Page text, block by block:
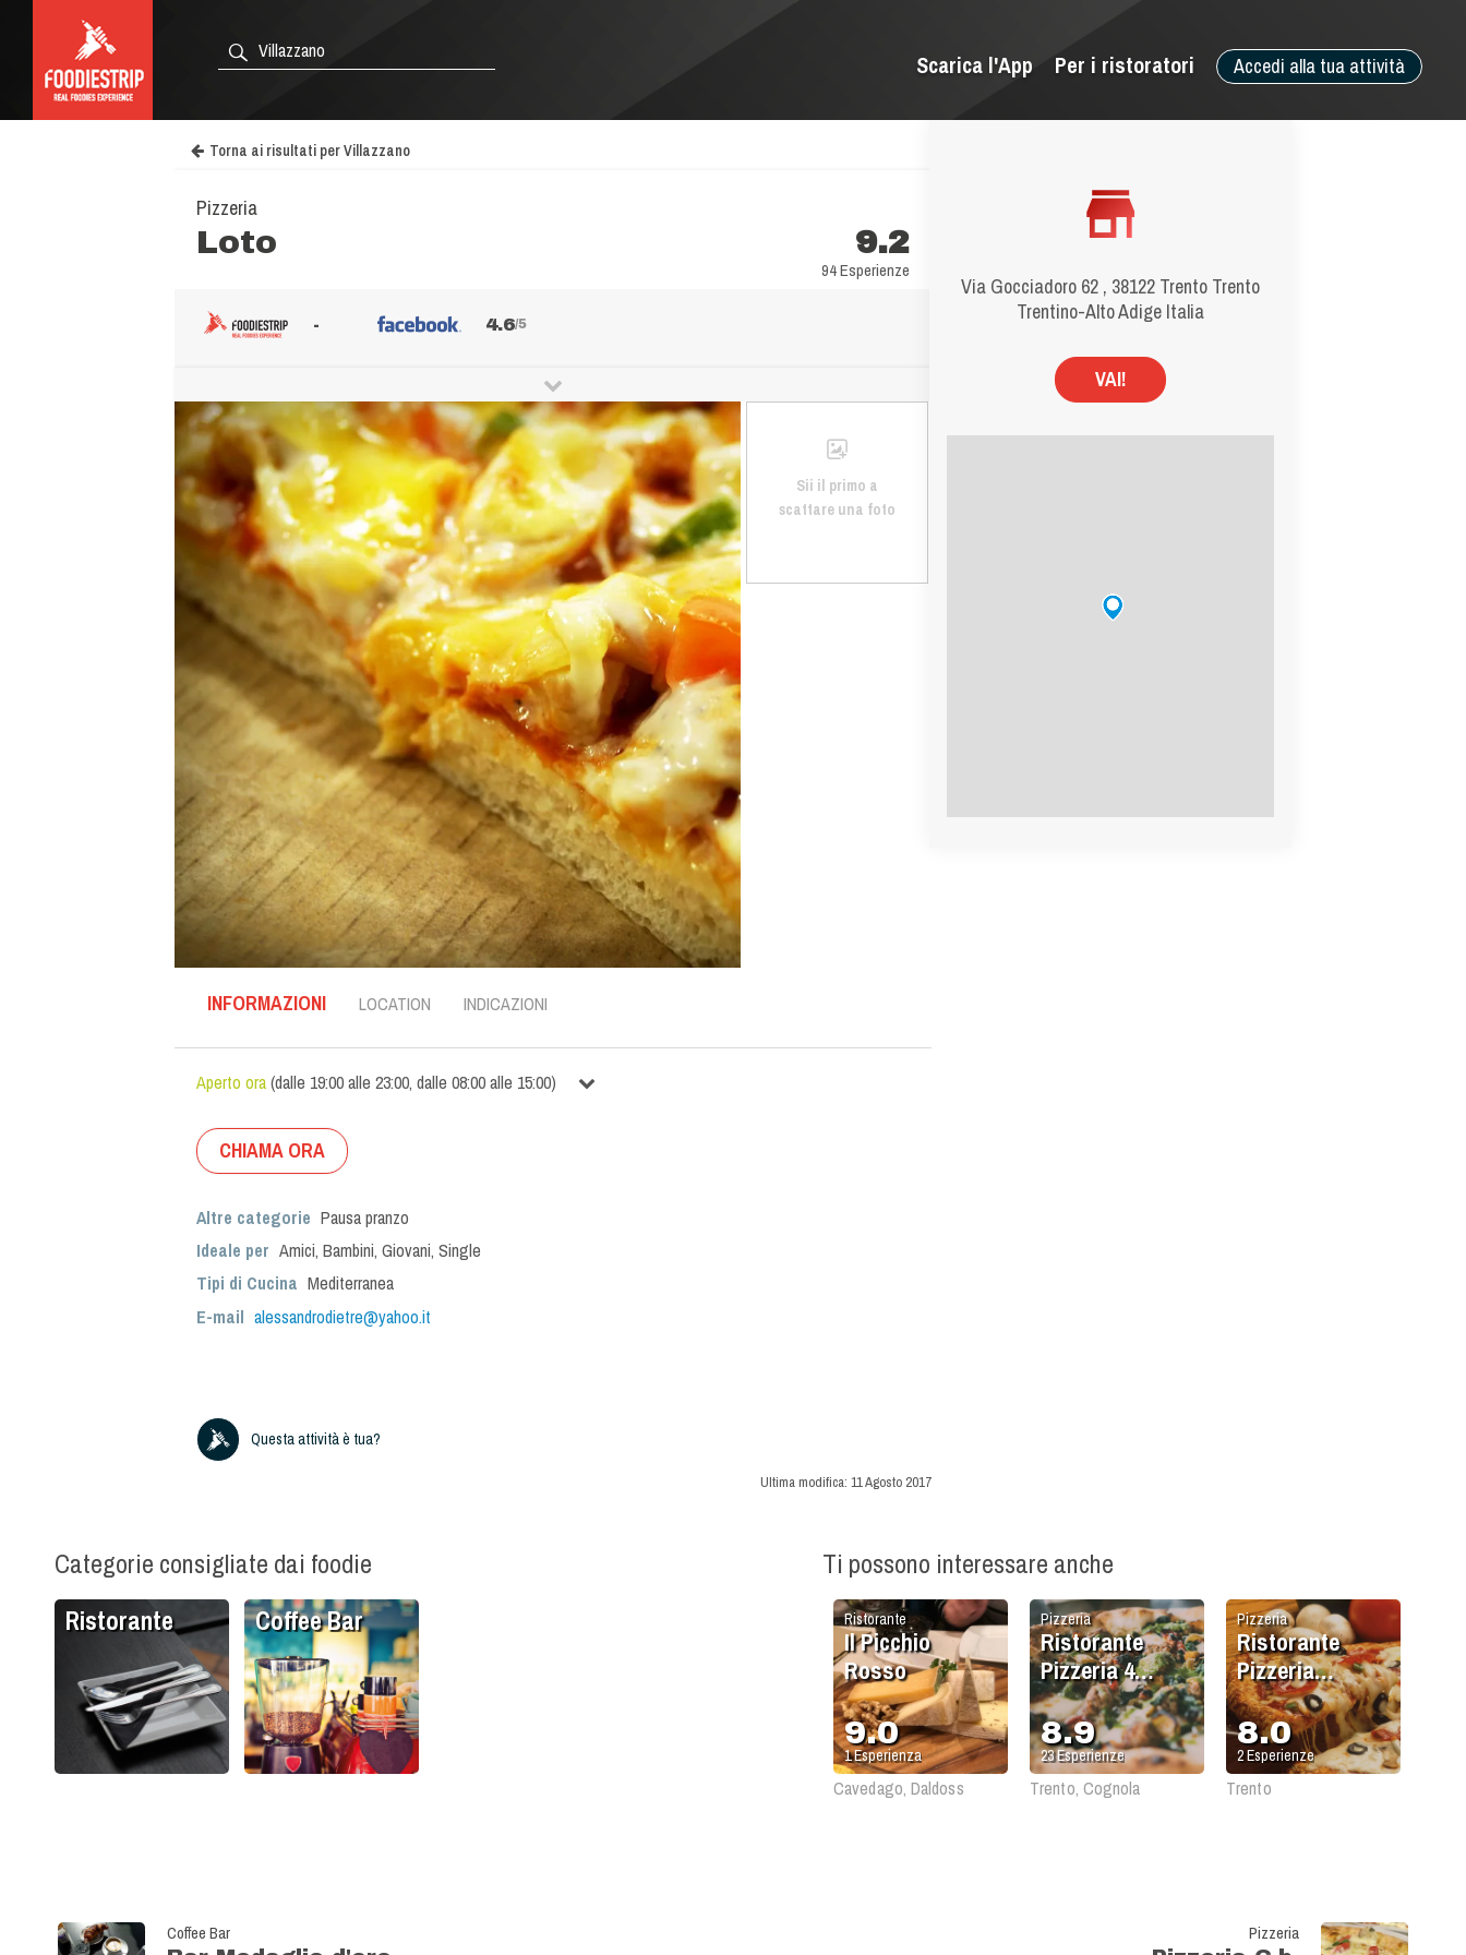
Accedi alla tua attività
Per i ristoratori
Scarica l'App
Via Gocciadoro 62 , 38122 Trento Trento
Trentino-Alto Adige Italia
VAI!
Torna ai risultati per Villazzano
Pizzeria
Loto 9.2
94 Esperienze
- 4.6/5
Sii il primo a
scattare una foto
INFORMAZIONI LOCATION INDICAZIONI
Aperto ora(dalle 19:00alle 23:00, dalle 08:00alle 15:00)
CHIAMA ORA
Altre categorie Pausa pranzo
Ideale per Amici, Bambini, Giovani, Single
Tipi di Cucina Mediterranea
E-mail alessandrodietre@yahoo.it
Questa attività è tua?
Ultima modifica: 11 Agosto 2017
Categorie consigliate dai foodie
Ristorante Coffee Bar
Ti possono interessare anche
Pizzeria
Ristorante
Pizzeria
Birreria Forst
8.0
2Esperienze
Trento
Pizzeria
Ristorante
Pizzeria 4
Stagioni
8.9
23Esperienze
Trento, Cognola
Ristorante
Il Picchio
Rosso
9.0
1Esperienza
Cavedago, Daldoss
Coffee Bar Pizzeria